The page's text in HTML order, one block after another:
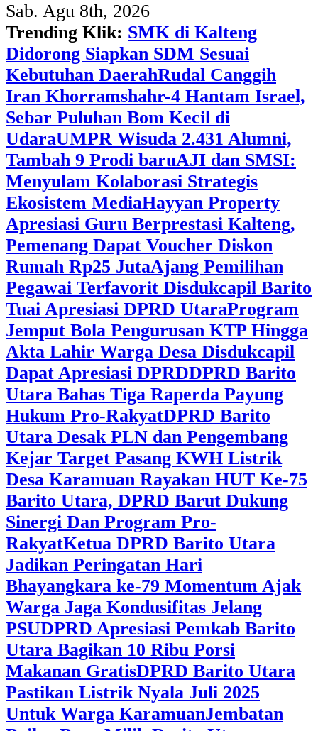
Sab. Agu 8th, 2026
Trending Klik: SMK di Kalteng
Didorong Siapkan SDM Sesuai
Kebutuhan DaerahRudal Canggih
Iran Khorramshahr-4 Hantam Israel,
Sebar Puluhan Bom Kecil di
UdaraUMPR Wisuda 2.431 Alumni,
Tambah 9 Prodi baruAJI dan SMSI:
Menyulam Kolaborasi Strategis
Ekosistem MediaHayyan Property
Apresiasi Guru Berprestasi Kalteng,
Pemenang Dapat Voucher Diskon
Rumah Rp25 JutaAjang Pemilihan
Pegawai Terfavorit Disdukcapil Barito
Tuai Apresiasi DPRD UtaraProgram
Jemput Bola Pengurusan KTP Hingga
Akta Lahir Warga Desa Disdukcapil
Dapat Apresiasi DPRDDPRD Barito
Utara Bahas Tiga Raperda Payung
Hukum Pro-RakyatDPRD Barito
Utara Desak PLN dan Pengembang
Kejar Target Pasang KWH Listrik
Desa Karamuan Rayakan HUT Ke-75
Barito Utara, DPRD Barut Dukung
Sinergi Dan Program Pro-
RakyatKetua DPRD Barito Utara
Jadikan Peringatan Hari
Bhayangkara ke-79 Momentum Ajak
Warga Jaga Kondusifitas Jelang
PSUDPRD Apresiasi Pemkab Barito
Utara Bagikan 10 Ribu Porsi
Makanan GratisDPRD Barito Utara
Pastikan Listrik Nyala Juli 2025
Untuk Warga KaramuanJembatan